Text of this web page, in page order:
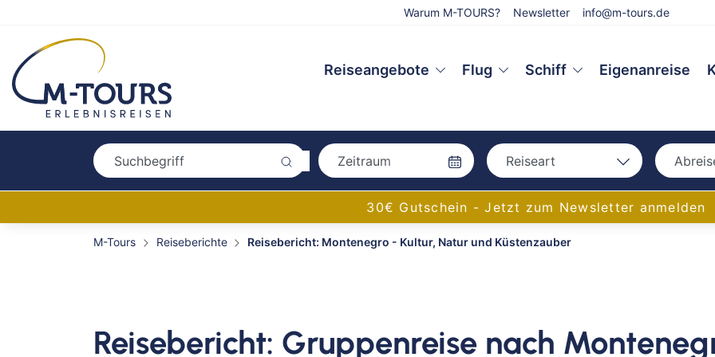
Warum M-TOURS? Newsletter info@m-tours.de
Reiseangebote Flug Schiff Eigenanreise
Reiseart
Bus
Eigenanreise
Bahn
30€ Gutschein - Jetzt zum Newsletter anmelden
M-Tours Reiseberichte Reisebericht: Montenegro - Kultur, Natur und Küstenzauber
Reisebericht: Gruppenreise nach